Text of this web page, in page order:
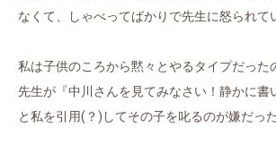
なくて、しゃべってばかりで先生に怒られて
私は子供のころから黙々とやるタイプだった
先生が『中川さんを見てみなさい！静かに書
と私を引用(？)してその子を叱るのが嫌だった